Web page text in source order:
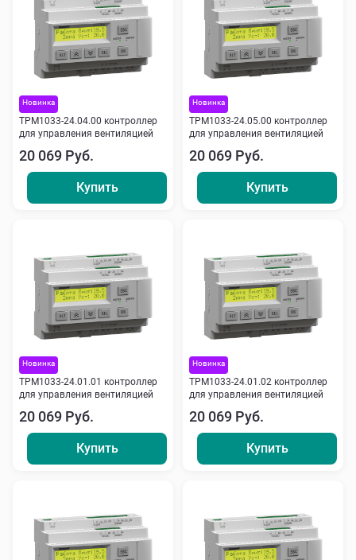
Новинка
ТРМ1033-24.04.00 контроллер
для управления вентиляцией
20 069 Руб.
Купить
Новинка
ТРМ1033-24.05.00 контроллер
для управления вентиляцией
20 069 Руб.
Купить
Новинка
ТРМ1033-24.01.01 контроллер
для управления вентиляцией
20 069 Руб.
Купить
Новинка
ТРМ1033-24.01.02 контроллер
для управления вентиляцией
20 069 Руб.
Купить